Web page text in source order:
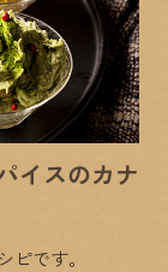
イスのカナ
です。